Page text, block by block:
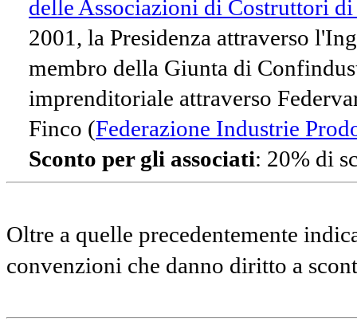
delle Associazioni di Costruttori
2001, la Presidenza attraverso
membro della Giunta di
imprenditoriale attraverso
Finco (Federazione Industrie
Sconto per gli associati: 20% di
Oltre a quelle precedentemente
convenzioni che danno diritto a